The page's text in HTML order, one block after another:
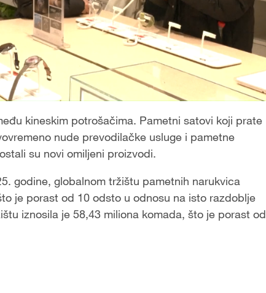
kineskim potrošačima. Pametni satovi koji prate
nude prevodilačke usluge i pametne
su novi omiljeni proizvodi.
godine, globalnom tržištu pametnih narukvica
je porast od 10 odsto u odnosu na isto razdoblje
iznosila je 58,43 miliona komada, što je porast od